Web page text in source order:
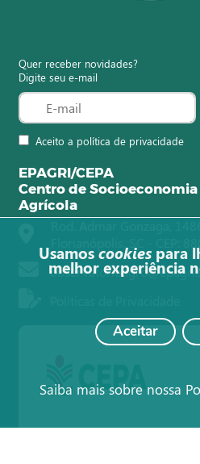
Quer receber novidades?
Digite seu e-mail
Aceito a política de privacidade
EPAGRI/CEPA
Centro de
Agrícola
Usamos cookies para
melhor experiência
Aceitar
Saiba mais sobre nossa